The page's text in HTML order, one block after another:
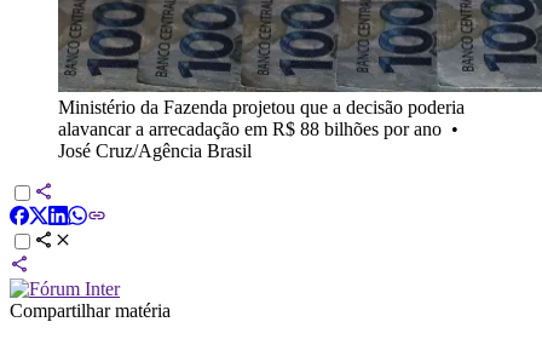
Ministério da Fazenda projetou que a decisão poderia
alavancar a arrecadação em R$ 88 bilhões por ano •
José Cruz/Agência Brasil
Compartilhar matéria